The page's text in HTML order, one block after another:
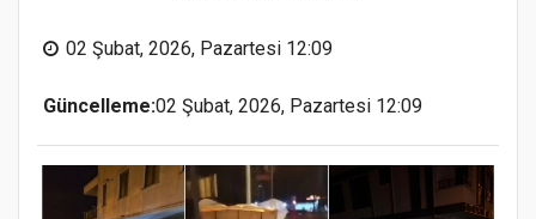
02 Şubat, 2026, Pazartesi 12:09
Güncelleme:02 Şubat, 2026, Pazartesi 12:09